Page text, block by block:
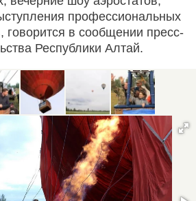
профессиональных
говорится в сообщении пресс-
Республики Алтай.